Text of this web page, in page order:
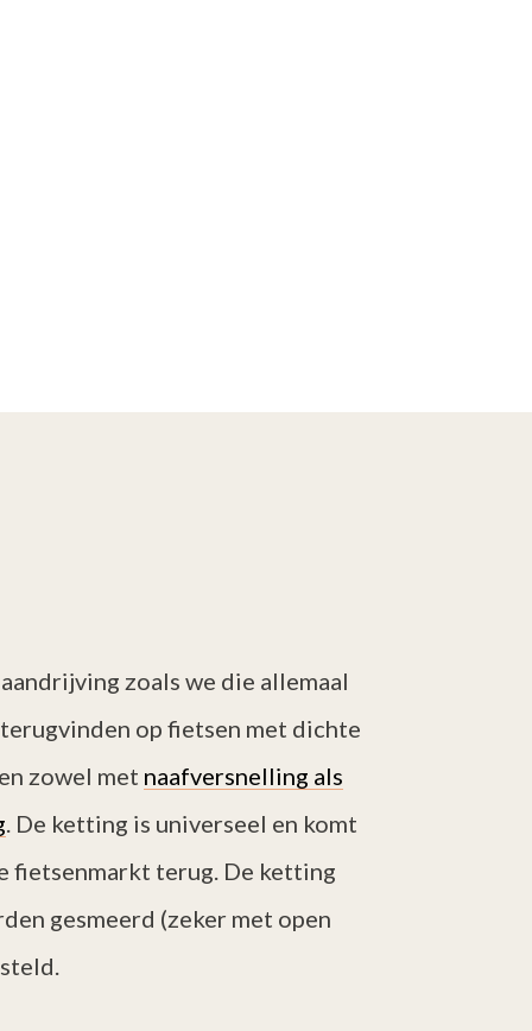
zoals we die allemaal
terugvinden op fietsen met dichte
zowel met naafversnelling als
. De ketting is universeel en komt
fietsenmarkt terug. De ketting
gesmeerd (zeker met open